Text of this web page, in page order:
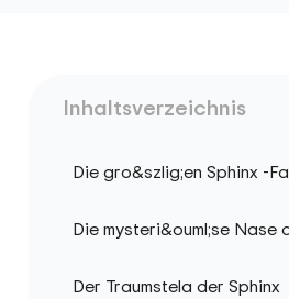
Inhaltsverzeichnis
Die gro&szlig;en Sphinx -
Die mysteri&ouml;se Nase
Der Traumstela der Sphinx